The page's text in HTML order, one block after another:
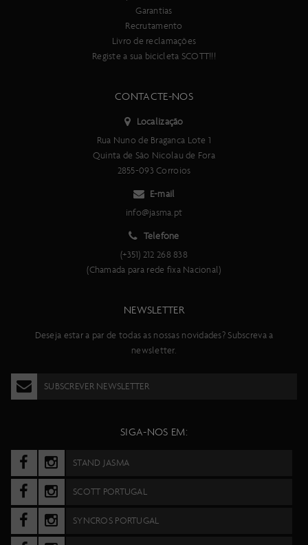
Garantias
Recrutamento
Livro de reclamações
Registe a sua bicicleta SCOTT!!!
CONTACTE-NOS
Localização
Rua Nuno de Braganca Lote 1
Quinta de São Nicolau de Fora
2855-093 Corroios
E-mail
info@jasma.pt
Telefone
(+351) 212 268 838
(Chamada para rede fixa Nacional)
NEWSLETTER
Deseja estar a par de todas as nossas novidades? Subscreva a
newsletter.
SUBSCREVER NEWSLETTER
SIGA-NOS EM:
STAND JASMA
SCOTT PORTUGAL
SYNCROS PORTUGAL